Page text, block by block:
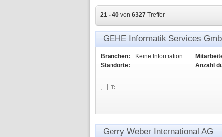
21 - 40 von 6327 Treffer
GEHE Informatik Services
Branchen:
Keine Information
Standorte:
Anzahl
T:
Gerry Weber International AG